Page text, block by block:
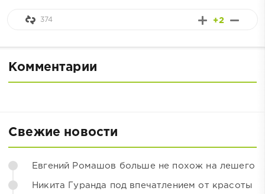
+2
374
Комментарии
Свежие новости
Евгений Ромашов больше не похож на лешего
Никита Гуранда под впечатлением от красоты